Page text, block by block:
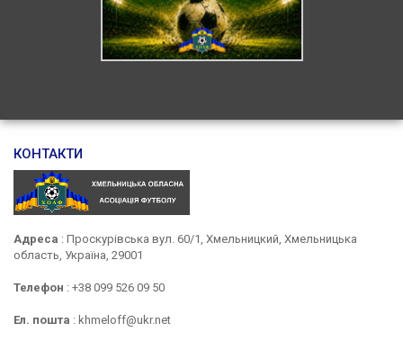
КОНТАКТИ
Адреса : Проскурівська вул. 60/1, Хмельницкий, Хмельницька
область, Україна, 29001
Телефон : +38 099 526 09 50
Ел. пошта : khmeloff@ukr.net